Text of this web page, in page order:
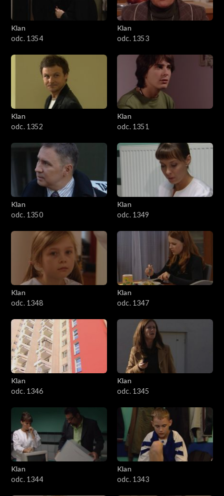
Klan
odc. 1354
Klan
odc. 1353
Klan
odc. 1352
Klan
odc. 1351
Klan
odc. 1350
Klan
odc. 1349
Klan
odc. 1348
Klan
odc. 1347
Klan
odc. 1346
Klan
odc. 1345
Klan
odc. 1344
Klan
odc. 1343